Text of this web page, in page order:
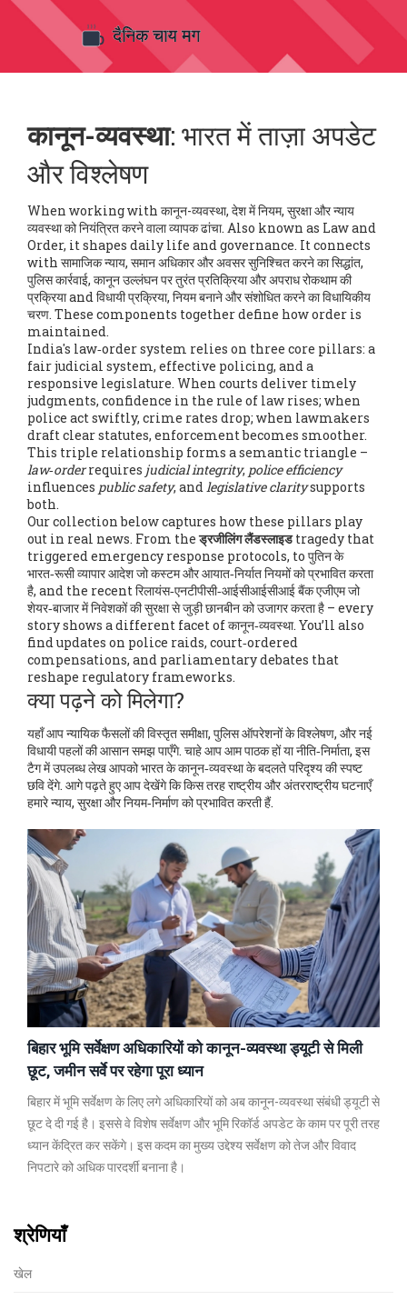
कानून-व्यवस्था: भारत में ताज़ा अपडेट
और विश्लेषण
When working with कानून-व्यवस्था, देश में नियम, सुरक्षा और न्याय
व्यवस्था को नियंत्रित करने वाला व्यापक ढांचा. Also known as Law and
Order, it shapes daily life and governance. It connects
with सामाजिक न्याय, समान अधिकार और अवसर सुनिश्चित करने का सिद्धांत,
पुलिस कार्रवाई, कानून उल्लंघन पर तुरंत प्रतिक्रिया और अपराध रोकथाम की
प्रक्रियाandविधायी प्रक्रिया, नियम बनाने और संशोधित करने का विधायिकीय
चरण. These components together define how order is
maintained.
India's law‑order system relies on three core pillars: a
fair judicial system, effective policing, and a
responsive legislature. When courts deliver timely
judgments, confidence in the rule of law rises; when
police act swiftly, crime rates drop; when lawmakers
draft clear statutes, enforcement becomes smoother.
This triple relationship forms a semantic triangle –
law‑orderrequires judicial integrity, police efficiency
influences public safety, andlegislative claritysupports
both.
Our collection below captures how these pillars play
out in real news. From theड्रजीलिंग लैंडस्लाइडtragedy that
triggered emergency response protocols, to पुतिन के
भारत‑रूसी व्यापार आदेश जो कस्टम और आयात‑निर्यात नियमों को प्रभावित करता
है, and the recent रिलायंस‑एनटीपीसी‑आईसीआईसीआई बैंक एजीएम जो
शेयर‑बाजार में निवेशकों की सुरक्षा से जुड़ी छानबीन को उजागर करता है – every
story shows a different facet of कानून‑व्यवस्था. You’ll also
find updates on police raids, court‑ordered
compensations, and parliamentary debates that
reshape regulatory frameworks.
क्या पढ़ने को मिलेगा?
यहाँ आप न्यायिक फैसलों की विस्तृत समीक्षा, पुलिस ऑपरेशनों के विश्लेषण, और नई
विधायी पहलों की आसान समझ पाएँगे. चाहे आप आम पाठक हों या नीति‑निर्माता, इस
टैग में उपलब्ध लेख आपको भारत के कानून‑व्यवस्था के बदलते परिदृश्य की स्पष्ट
छवि देंगे. आगे पढ़ते हुए आप देखेंगे कि किस तरह राष्ट्रीय और अंतरराष्ट्रीय घटनाएँ
हमारे न्याय, सुरक्षा और नियम‑निर्माण को प्रभावित करती हैं.
बिहार भूमि सर्वेक्षण अधिकारियों को कानून-व्यवस्था ड्यूटी से मिली
छूट, जमीन सर्वे पर रहेगा पूरा ध्यान
बिहार में भूमि सर्वेक्षण के लिए लगे अधिकारियों को अब कानून-व्यवस्था संबंधी ड्यूटी से
छूट दे दी गई है। इससे वे विशेष सर्वेक्षण और भूमि रिकॉर्ड अपडेट के काम पर पूरी तरह
ध्यान केंद्रित कर सकेंगे। इस कदम का मुख्य उद्देश्य सर्वेक्षण को तेज और विवाद
निपटारे को अधिक पारदर्शी बनाना है।
श्रेणियाँ
खेल